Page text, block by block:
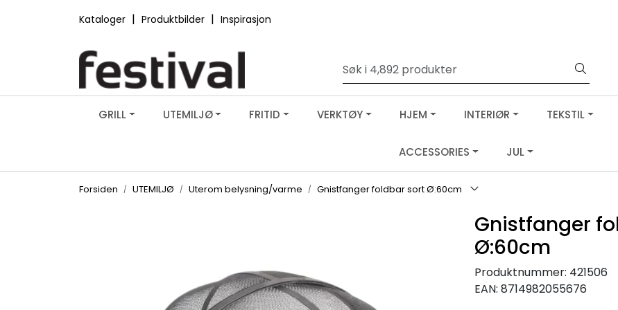
Kataloger | Produktbilder | Inspirasjon
GRILL UTEMILJØ FRITID VERKTØY HJEM INTERIØR TEKSTIL
ACCESSORIES JUL
Forsiden UTEMILJØ Uterom belysning/varme Gnistfanger foldbar sort Ø:60cm
Gnistfanger
Ø:60cm
Produktnummer: 421506
EAN: 8714982055676